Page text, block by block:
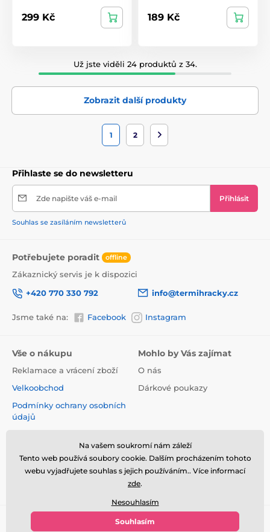
299 Kč 189 Kč
Už jste viděli 24 produktů z 34.
Zobrazit další produkty
1 2
Přihlaste se do newsletteru
Zde napište váš e-mail Přihlásit
Souhlas se zasíláním newsletterů
Potřebujete poradit offline
Zákaznický servis je k dispozici
+420 770 330 792
info@termihracky.cz
Jsme také na: Facebook Instagram
Vše o nákupu
Reklamace a vrácení zboží
Velkoobchod
Podmínky ochrany osobních
údajů
cookies
Mohlo by Vás zajímat
O nás
Dárkové poukazy
© 2026 www.termihracky.cz ⦁ E-shop vytvořila
Na vašem soukromí nám záleží
Tento web používá soubory cookie. Dalším procházením tohoto
webu vyjadřujete souhlas s jejich používáním.. Více informací
zde.
Nesouhlasím
Souhlasím